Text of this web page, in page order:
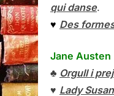
qui danse.
♥ Des
Jane Austen
♣ Orgull i
♥ Lady Susan